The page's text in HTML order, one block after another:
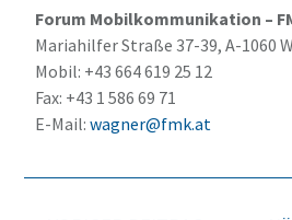
Forum Mobilkommunikation –
Mariahilfer Straße 37-39, A-1060
Mobil: +43 664 619 25 12
Fax: +43 1 586 69 71
E-Mail:wagner@fmk.at